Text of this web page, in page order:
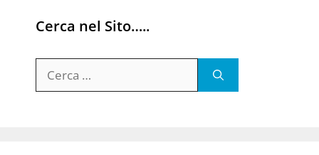
Cerca nel Sito…..
per: